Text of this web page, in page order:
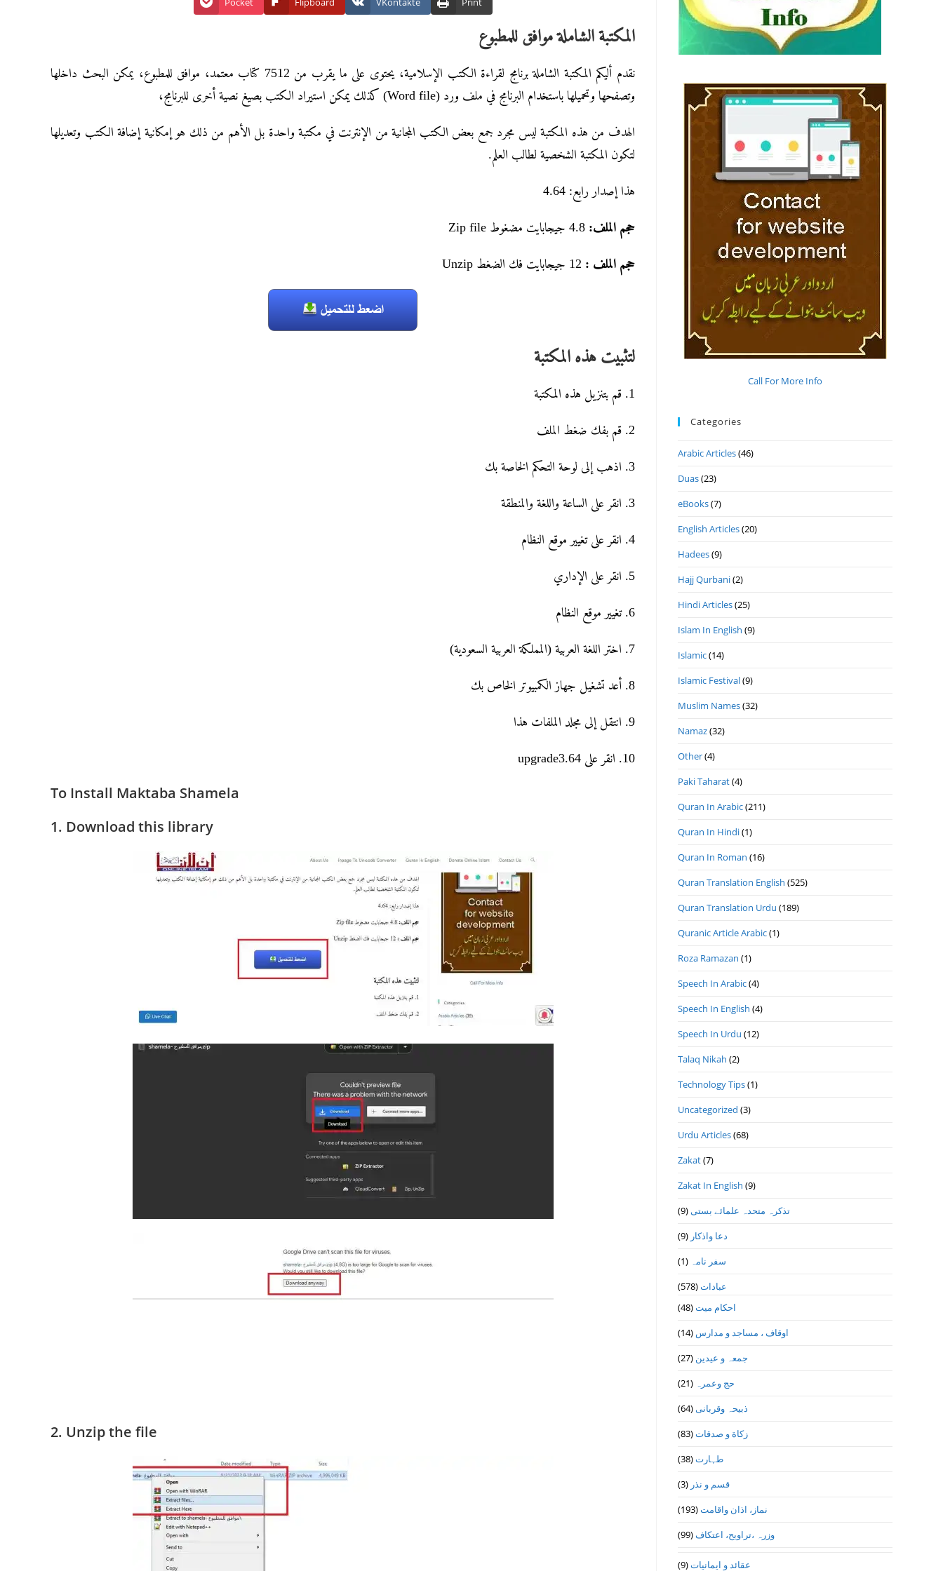
المكتبة الشاملة موافق للمطبوع
نقدم أليكم المكتبة الشاملة برنامج لقراءة الكتب الإسلامية، يحتوى على ما يقرب من 7512 كتاب معتمد، موافق للمطبوع، يمكن البحث داخلها
وتصفحها وتحميلها باستخدام البرنامج في ملف ورد (Word file) كذلك يمكن استيراد الكتب بصيغ نصية أخرى للبرنامج،
الهدف من هذه المكتبة ليس مجرد جمع بعض الكتب المجانية من الإنترنت في مكتبة واحدة بل الأهم من ذلك هو إمكانية إضافة الكتب وتعديلها
لتكون المكتبة الشخصية لطالب العلم.
هذا إصدار رابع: 4.64
حجم الملف:
حجم الملف :
لتثبيت هذه المكتبة
1. قم بتنزيل هذه المكتبة
2. قم بفك ضغط الملف
3. اذهب إلى لوحة التحكم الخاصة بك
3. انقر على الساعة واللغة والمنطقة
4. انقر على تغيير موقع النظام
5. انقر على الإداري
6. تغيير موقع النظام
7. اختر اللغة العربية (المملكة العربية السعودية)
8. أعد تشغيل جهاز الكمبيوتر الخاص بك
9. انتقل إلى مجلد الملفات هذا
10. انقر على upgrade3.64
To Install Maktaba Shamela
1. Download this library
2. Unzip the file
Call For More Info
Categories
Arabic Articles(46)
Duas(23)
eBooks(7)
English Articles(20)
Hadees(9)
Hajj Qurbani(2)
Hindi Articles(25)
Islam In English (9)
Islamic(14)
Islamic Festival(9)
Muslim Names(32)
Namaz(32)
Other(4)
Paki Taharat(4)
Quran In Arabic(211)
Quran In Hindi(1)
Quran In Roman (16)
Quran Translation English (525)
Quran Translation Urdu (189)
Quranic Article Arabic(1)
Roza Ramazan (1)
Speech In Arabic(4)
Speech In English (4)
Speech In Urdu (12)
Talaq Nikah (2)
Technology Tips(1)
Uncategorized (3)
Urdu Articles(68)
Zakat(7)
Zakat In English (9)
تذكرہ متحدہ علمائے بستى(9)
دعا واذكار (9)
سفر نامہ (1)
عبادات(578)
احکام میت(48)
اوقاف ، مساجد و مدارس (14)
جمعہ و عیدین (27)
حج وعمرہ (21)
ذبیحہ وقربانی(64)
زکاة و صدقات(83)
طہارت(38)
قسم و نذر (3)
نماز، اذان واقامت(193)
وزرہ ،تراويح، اعتكاف(99)
عقائد و ایمانیات(9)